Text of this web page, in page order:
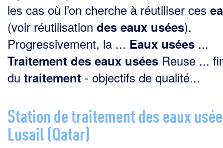
les cas où l’on cherche à réutiliser ces
(voir réutilisation des eaux usées).
Progressivement, la ... Eaux usées ...
Traitement des eaux usées Reuse ...
du traitement - objectifs de qualité...
Station de traitement des eaux
Lusail (Qatar)